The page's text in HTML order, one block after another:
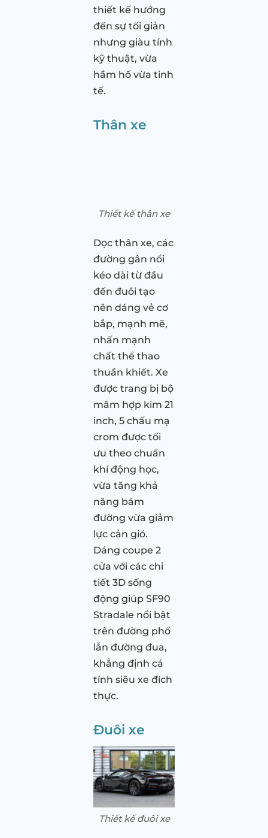
thiết kế hướng
đến sự tối giản
nhưng giàu tính
kỹ thuật, vừa
hầm hố vừa tinh
tế.
Thân xe
Thiết kế thân xe
Dọc thân xe, các
đường gân nổi
kéo dài từ đầu
đến đuôi tạo
nên dáng vẻ cơ
bắp, mạnh mẽ,
nhấn mạnh
chất thể thao
thuần khiết. Xe
được trang bị bộ
mâm hợp kim 21
inch, 5 chấu mạ
crom được tối
ưu theo chuẩn
khí động học,
vừa tăng khả
năng bám
đường vừa giảm
lực cản gió.
Dáng coupe 2
cửa với các chi
tiết 3D sống
động giúp SF90
Stradale nổi bật
trên đường phố
lẫn đường đua,
khẳng định cá
tính siêu xe đích
thực.
Đuôi xe
Thiết kế đuôi xe